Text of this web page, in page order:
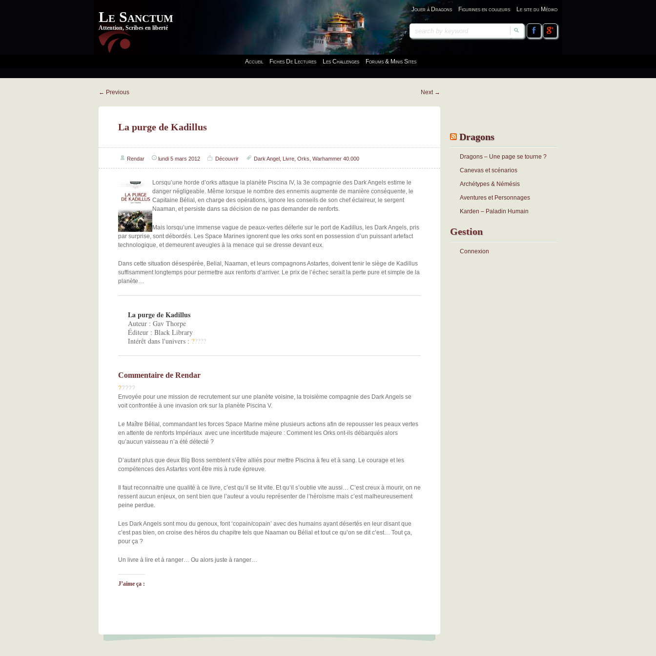
Le Sanctum
Attention, Scribes en liberté
Jouer à Dragons Figurines en couleurs Le site du Médiko
Accueil Fiches De Lectures Les Challenges Forums & Minis Sites
← Previous Next →
La purge de Kadillus
Rendar lundi 5 mars 2012 Découvrir Dark Angel Livre Orks Warhammer 40.000
Lorsqu’une horde d’orks attaque la planète Piscina IV, la 3e compagnie des Dark Angels estime le
danger négligeable. Même lorsque le nombre des ennemis augmente de manière conséquente, le
Capitaine Bélial, en charge des opérations, ignore les conseils de son chef éclaireur, le sergent
Naaman, et persiste dans sa décision de ne pas demander de renforts.
Mais lorsqu’une immense vague de peaux-vertes déferle sur le port de Kadillus, les Dark Angels, pris
par surprise, sont débordés. Les Space Marines ignorent que les orks sont en possession d’un puissant artefact
technologique, et demeurent aveugles à la menace qui se dresse devant eux.
Dans cette situation désespérée, Belial, Naaman, et leurs compagnons Astartes, doivent tenir le siège de Kadillus
suffisamment longtemps pour permettre aux renforts d’arriver. Le prix de l’échec serait la perte pure et simple de la
planète…
La purge de Kadillus
Auteur : Gav Thorpe
Éditeur : Black Library
Intérêt dans l'univers : ?????
Commentaire de Rendar
?????
Envoyée pour une mission de recrutement sur une planète voisine, la troisième compagnie des Dark Angels se
voit confrontée à une invasion ork sur la planète Piscina V.
Le Maître Bélial, commandant les forces Space Marine mène plusieurs actions afin de repousser les peaux vertes
en attente de renforts Impériaux avec une incertitude majeure : Comment les Orks ont-ils débarqués alors
qu’aucun vaisseau n’a été détecté ?
D’autant plus que deux Big Boss semblent s’être alliés pour mettre Piscina à feu et à sang. Le courage et les
compétences des Astartes vont être mis à rude épreuve.
Il faut reconnaitre une qualité à ce livre, c’est qu’il se lit vite. Et qu’il s’oublie vite aussi… C’est creux à mourir, on ne
ressent aucun enjeux, on sent bien que l’auteur a voulu représenter de l’héroïsme mais c’est malheureusement
peine perdue.
Les Dark Angels sont mou du genoux, font ‘copain/copain’ avec des humains ayant désertés en leur disant que
c’est pas bien, on croise des héros du chapitre tels que Naaman ou Bélial et tout ce qu’on se dit c’est… Tout ça,
pour ça ?
Un livre à lire et à ranger… Ou alors juste à ranger…
J’aime ça :
Dragons
Dragons – Une page se tourne ?
Canevas et scénarios
Archétypes & Némésis
Aventures et Personnages
Karden – Paladin Humain
Gestion
Connexion